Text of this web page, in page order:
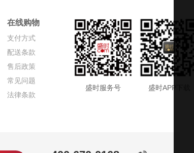
在线购物
支付方式
配送条款
售后政策
常见问题
法律条款
盛时服务号 盛时APP下载